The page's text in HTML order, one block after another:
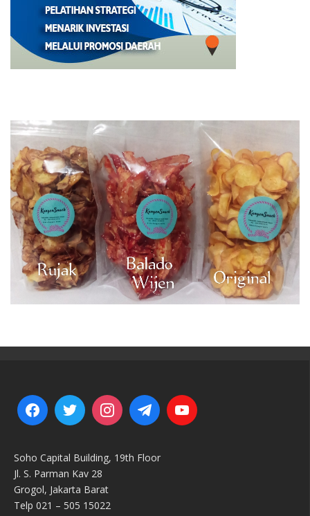
Soho Capital Building, 19th Floor
Jl. S. Parman Kav 28
Grogol, Jakarta Barat
Telp 021 – 505 15022